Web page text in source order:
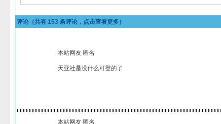
评论（共有 153 条评论，点击查看更多）
本站网友 匿名
天亚社是没什么可登的了
本站网友 匿名